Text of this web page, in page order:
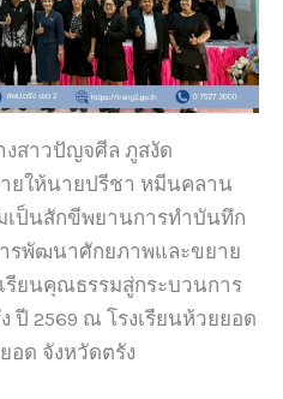
งสาวปัญจศีล ภูสงัด
ยให้นายปรีชา หมีนคลาน
เป็นสักขีพยานการทำบันทึก
ารพัฒนาศักยภาพและขยาย
รียนคุณธรรมสู่กระบวนการ
ปี 2569 ณ โรงเรียนห้วยยอด
อด จังหวัดตรัง